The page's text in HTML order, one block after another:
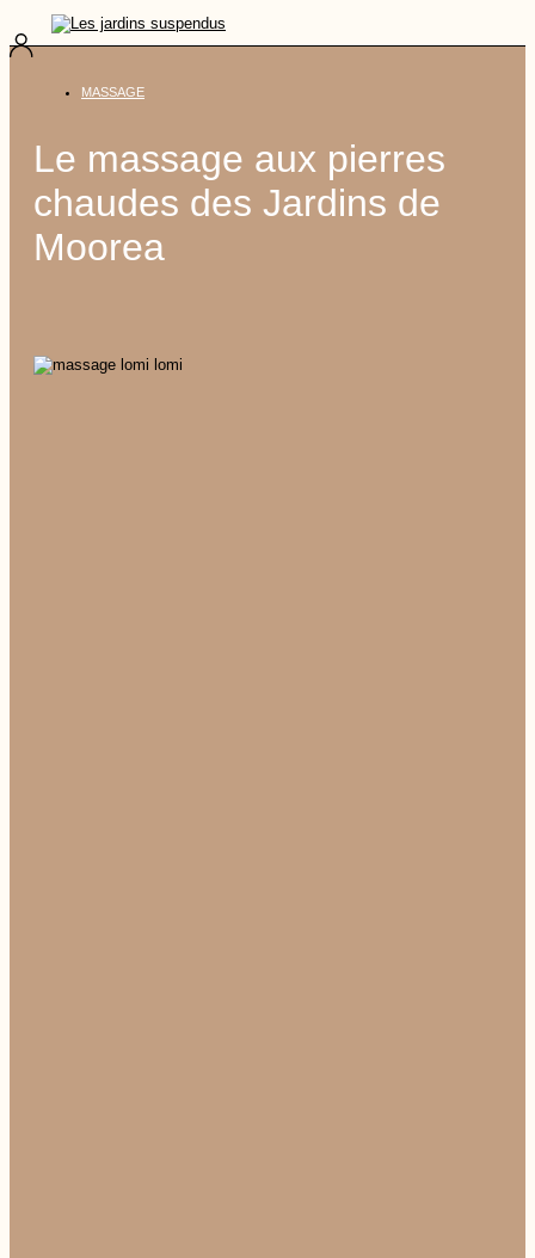
MASSAGE
Le massage aux pierres
chaudes des Jardins de
Moorea